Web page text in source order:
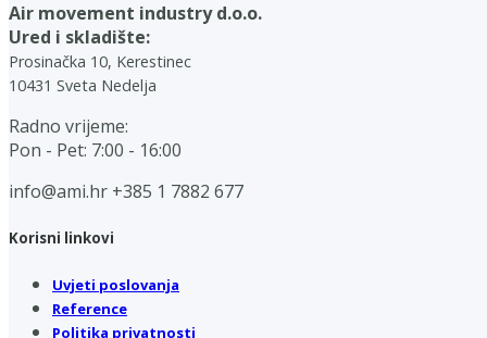
Air movement industry d.o.o.
Ured i skladište:
Prosinačka 10, Kerestinec
10431 Sveta Nedelja
Radno vrijeme:
Pon - Pet: 7:00 - 16:00
info@ami.hr +385 1 7882 677
Korisni linkovi
Uvjeti poslovanja
Reference
Politika privatnosti